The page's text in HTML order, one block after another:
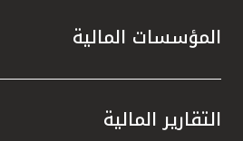
المؤسسات المالية
التقارير المالية